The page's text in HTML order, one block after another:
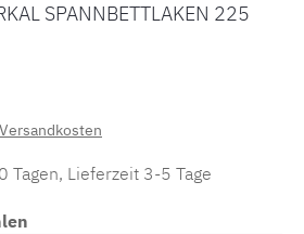
SPANNBETTLAKEN 225
Tagen, Lieferzeit 3-5 Tage